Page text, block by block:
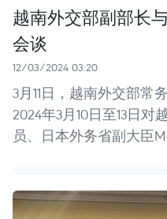
越南外交部副部长
会谈
12/03/2024 03:20
3月11日，越南外交部常
2024年3月10日至13日
员、日本外务省副大臣